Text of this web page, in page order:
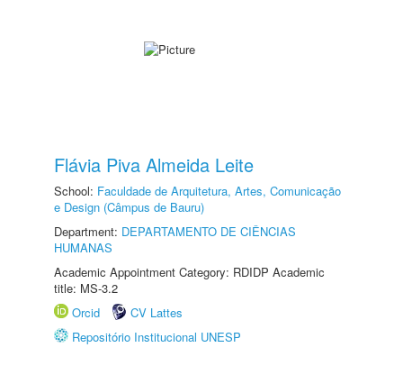
Flávia Piva Almeida Leite
School: Faculdade de Arquitetura, Artes, Comunicação
e Design (Câmpus de Bauru)
Department: DEPARTAMENTO DE CIÊNCIAS
HUMANAS
Academic Appointment Category: RDIDP Academic
title: MS-3.2
Orcid
CV Lattes
Repositório Institucional UNESP